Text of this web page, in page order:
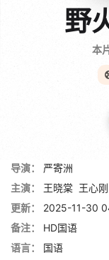
野
本
导演：
严寄洲
主演：
王晓棠 王心刚
更新：
2025-11-30
备注：
HD国语
语言：
国语